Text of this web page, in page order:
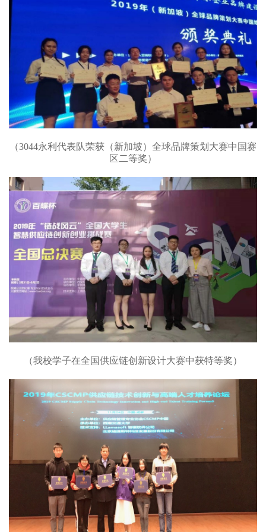
（3044永利代表队荣获（新加坡）全球品牌策划大赛中国赛
区二等奖）
（我校学子在全国供应链创新设计大赛中获特等奖）